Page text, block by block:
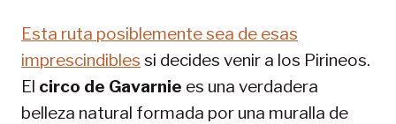
Esta ruta posiblemente sea de esas
imprescindibles si decides venir a los Pirineos.
El circo de Gavarnie es una verdadera
belleza natural formada por una muralla de